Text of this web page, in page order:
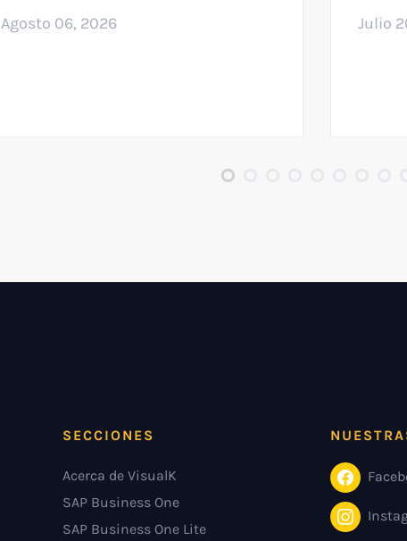
Agosto 06, 2026 Julio
SECCIONES
Acerca de VisualK
SAP Business One
SAP Business One Lite